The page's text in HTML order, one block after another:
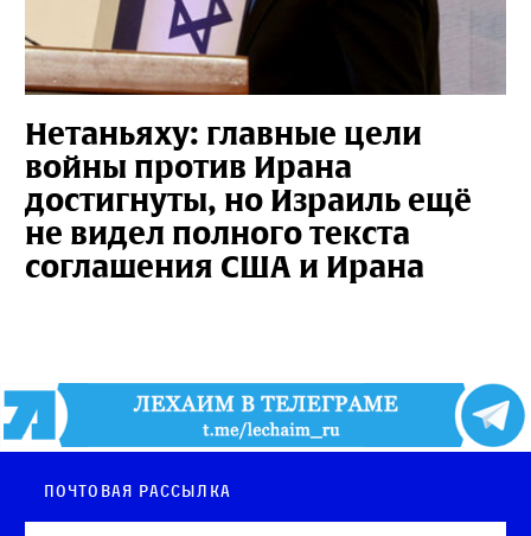
Нетаньяху: главные цели
войны против Ирана
достигнуты, но Израиль ещё
не видел полного текста
соглашения США и Ирана
Почтовая рассылка